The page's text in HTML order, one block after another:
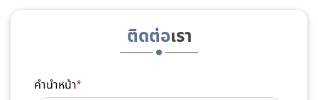
ติดต่อเรา
คำนำหน้า*